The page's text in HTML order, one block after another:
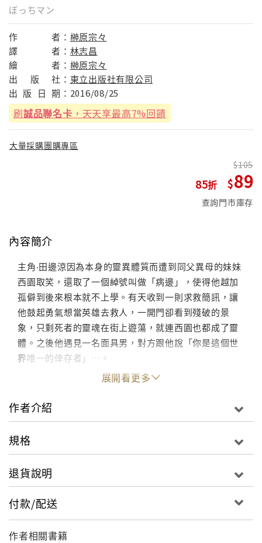
ぼっちマン
作 者： 榊原宗々
譯
者： 林志昌
繪
者： 榊原宗々
出
版 社： 東立出版社有限公司
出 版 日 期： 2016/08/25
刷誠品聯名卡 ，天天享最高7%回饋
大量採購團購專區
85
105
89
查詢門市庫存
內容簡介
主角‧田邊涼因為本身的靈異體質而遭到同父異母的妹妹
西園取笑，還取了一個綽號叫做「病邊」，使得他越加
孤僻到後來根本就不上學。有天收到一則求救簡訊，讓
他鼓起勇氣想當英雄去救人，一開門卻看到殘破的景
象，只剩死者的靈魂在街上遊蕩，就連西園也都成了靈
體。之後他遇見一名面具男，對方跟他說「你是這個世
界唯一的倖存者」…。
展開看更多
作者介紹
規格
退貨說明
付款/配送
作者相關書籍